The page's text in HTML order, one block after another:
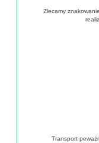
Zlecamy
Transport